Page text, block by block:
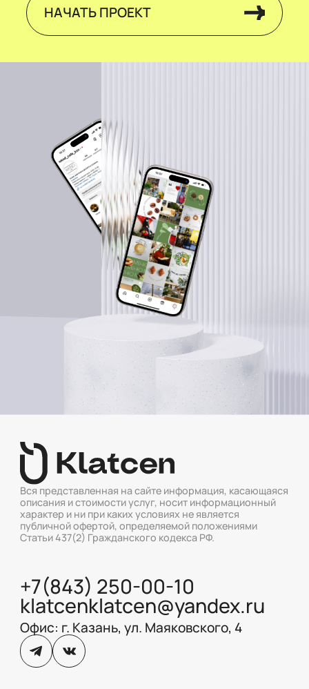
НАЧАТЬ ПРОЕКТ
Вся представленная на сайте информация, касающаяся
описания и стоимости услуг, носит информационный
характер и ни при каких условиях не является
публичной офертой, определяемой положениями
Статьи 437(2) Гражданского кодекса РФ.
+7(843) 250-00-10
klatcenklatcen@yandex.ru
Офис: г. Казань, ул. Маяковского, 4